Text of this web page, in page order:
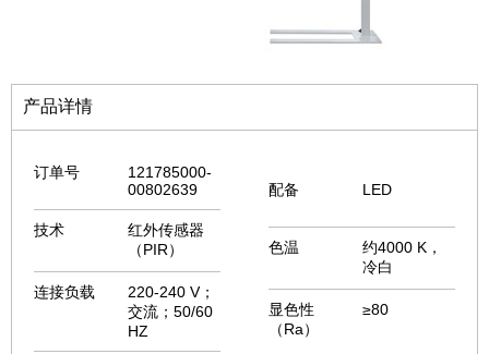
产品详情
订单号
121785000-
00802639
技术
红外传感器
（PIR）
连接负载
220-240 V；
交流；50/60
HZ
配备 LED
色温
约4000 K，
冷白
显色性
（Ra）
≥80